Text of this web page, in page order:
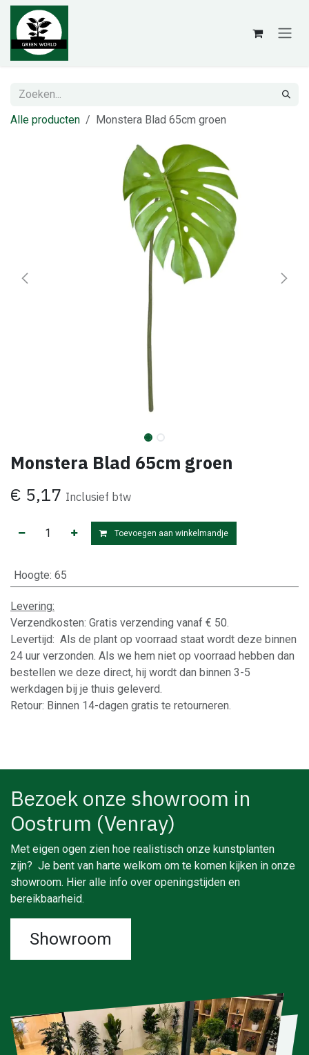
Overslaan naar inhoud
Alle producten Monstera Blad 65cm groen
Monstera Blad 65cm groen
€ 5,17 Inclusief btw
Toevoegen aan winkelmandje
Hoogte: 65
Levering:
Verzendkosten: Gratis verzending vanaf € 50.
Levertijd: Als de plant op voorraad staat wordt deze binnen
24 uur verzonden. Als we hem niet op voorraad hebben dan
bestellen we deze direct, hij wordt dan binnen 3-5
werkdagen bij je thuis geleverd.
Retour: Binnen 14-dagen gratis te retourneren.
Bezoek onze showroom in
Oostrum (Venray)
Met eigen ogen zien hoe realistisch onze kunstplanten
zijn? Je bent van harte welkom om te komen kijken in onze
showroom. Hier alle info over openingstijden en
bereikbaarheid.
Showroom